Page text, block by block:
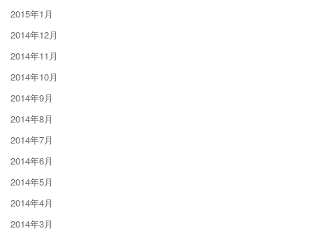
2015年1月
2014年12月
2014年11月
2014年10月
2014年9月
2014年8月
2014年7月
2014年6月
2014年5月
2014年4月
2014年3月